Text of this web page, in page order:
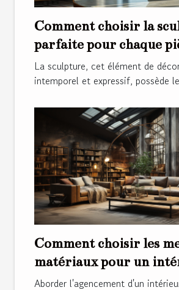
Comment choisir la
parfaite pour chaque
maison
La sculpture, cet élément de
intemporel et expressif, possède
Comment choisir les
matériaux pour un
industriel
Aborder l'agencement d'un